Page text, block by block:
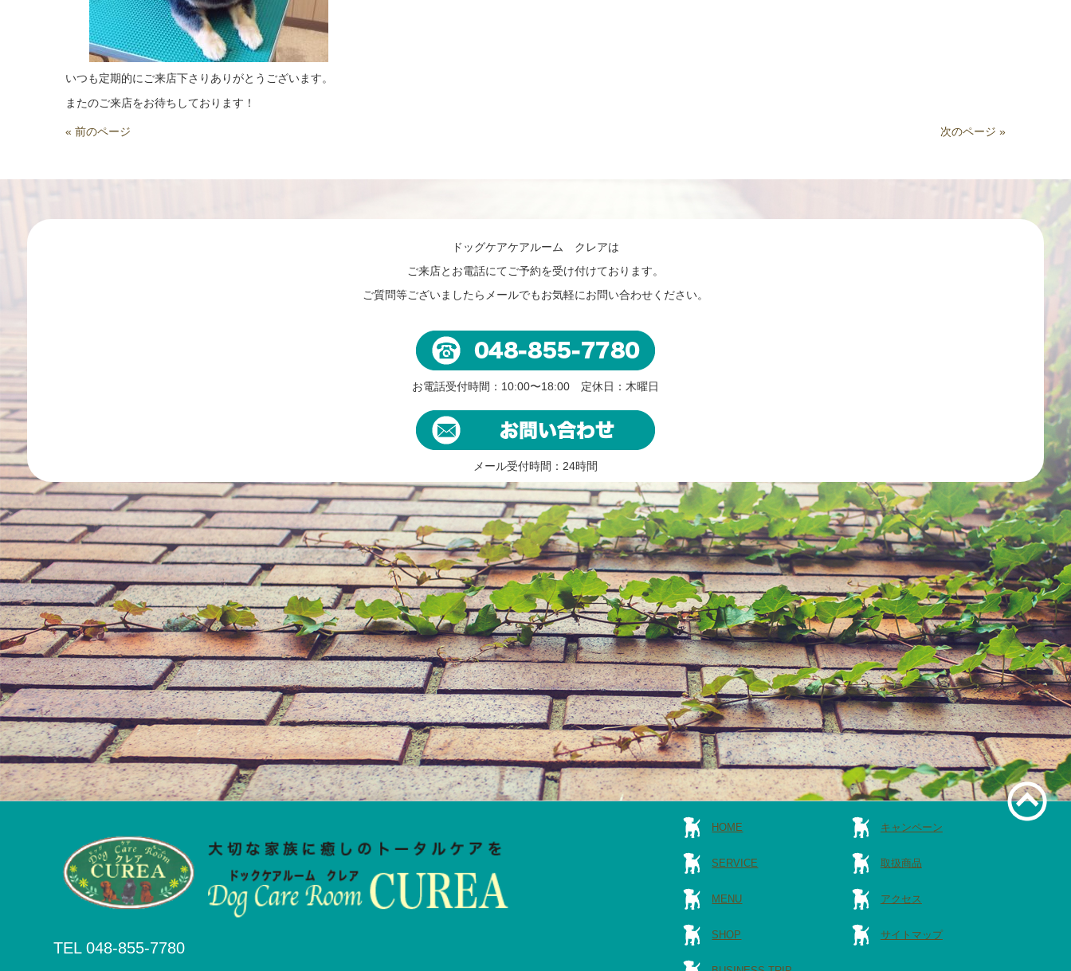
いつも定期的にご来店下さりありがとうございます。
またのご来店をお待ちしております！
« 前のページ 次のページ »
ドッグケアケアルーム クレアは
ご来店とお電話にてご予約を受け付けております。
ご質問等ございましたらメールでもお気軽にお問い合わせください。
お電話受付時間：10:00〜18:00 定休日：木曜日
メール受付時間：24時間
TEL 048-855-7780
HOME
SERVICE
MENU
SHOP
キャンペーン
取扱商品
アクセス
サイトマップ